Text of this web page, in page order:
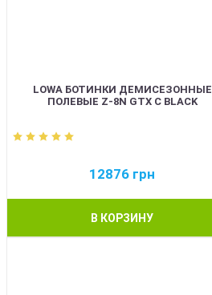
LOWA БОТИНКИ ДЕМИСЕЗОННЫЕ
ПОЛЕВЫЕ Z-8N GTX C BLACK
12876 грн
В КОРЗИНУ